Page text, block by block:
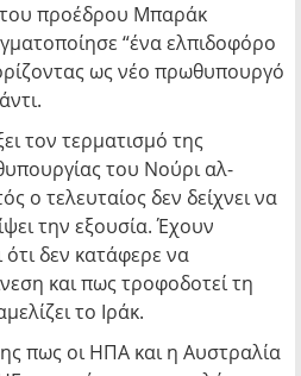
προέδρου Μπαράκ
“ένα ελπιδοφόρο
ως νέο πρωθυπουργό
τον τερματισμό της
του Νούρι αλ-
ο τελευταίος δεν δείχνει να
την εξουσία. Έχουν
δεν κατάφερε να
και πως τροφοδοτεί τη
το Ιράκ.
πως οι ΗΠΑ και η Αυστραλία